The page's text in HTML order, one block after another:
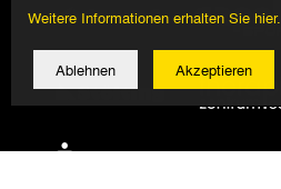
Weitere Informationen erhalten Sie hier.
Ablehnen Akzeptieren